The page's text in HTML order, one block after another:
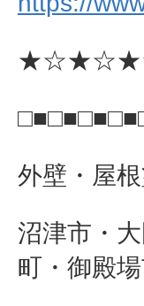
外壁・屋
沼津市・
町・御殿